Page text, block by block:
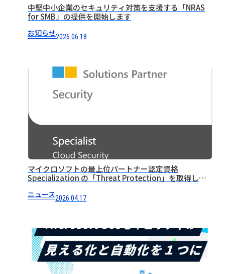
中堅中小企業のセキュリティ対策を支援する「NRAS
for SMB」の提供を開始します
お知らせ2026.06.18
マイクロソフトの最上位パートナー認定資格
Specialization の「Threat Protection」を取得しま
ニュース2026.04.17